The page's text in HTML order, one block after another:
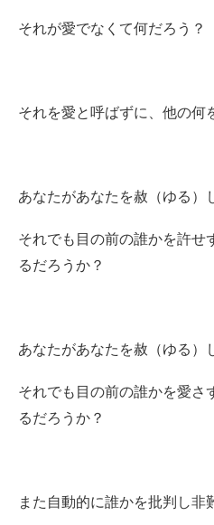
それが愛でなくて何だろう？
それを愛と呼ばずに、他の何
あなたがあなたを赦（ゆる）
それでも目の前の誰かを許せ
るだろうか？
あなたがあなたを赦（ゆる）
それでも目の前の誰かを愛さ
るだろうか？
また自動的に誰かを批判し非